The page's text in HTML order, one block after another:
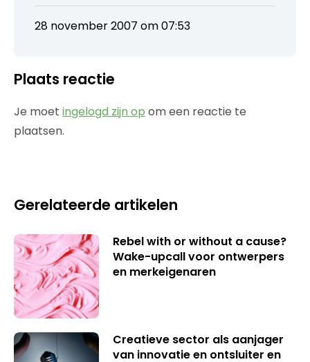
28 november 2007 om 07:53
Plaats reactie
Je moet ingelogd zijn op om een reactie te
plaatsen.
Gerelateerde artikelen
Rebel with or without a cause?
Wake-upcall voor ontwerpers
en merkeigenaren
Creatieve sector als aanjager
van innovatie en ontsluiter en